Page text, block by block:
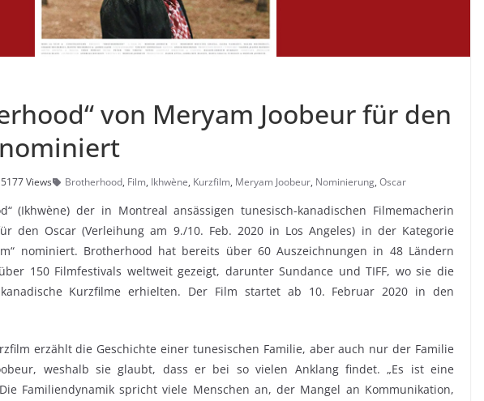
von Meryam Joobeur für den
5177 Views Brotherhood, Film, Ikhwène, Kurzfilm, Meryam Joobeur, Nominierung, Oscar
(Ikhwène) der in Montreal ansässigen tunesisch-kanadischen Filmemacherin
den Oscar (Verleihung am 9./10. Feb. 2020 in Los Angeles) in der Kategorie
nominiert. Brotherhood hat bereits über 60 Auszeichnungen in 48 Ländern
150 Filmfestivals weltweit gezeigt, darunter Sundance und TIFF, wo sie die
Kurzfilme erhielten. Der Film startet ab 10. Februar 2020 in den
erzählt die Geschichte einer tunesischen Familie, aber auch nur der Familie
weshalb sie glaubt, dass er bei so vielen Anklang findet. „Es ist eine
Familiendynamik spricht viele Menschen an, der Mangel an Kommunikation,